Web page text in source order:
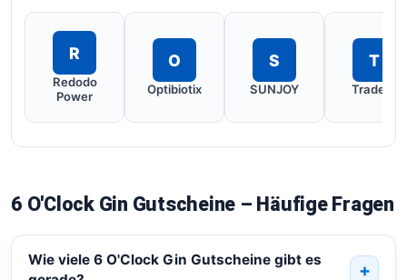
R
Redodo
Power
O
Optibiotix
S
SUNJOY
T
Tradelle
6 O'Clock Gin Gutscheine – Häufige Fragen
Wie viele 6 O'Clock Gin Gutscheine gibt es